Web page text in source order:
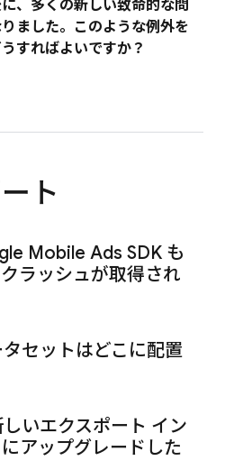
、多くの新しい致命的な問
ました。このような例外を
すればよいですか？
ト
Mobile Ads SDK も
ラッシュが取得され
セットはどこに配置
しいエクスポート イン
アップグレードした